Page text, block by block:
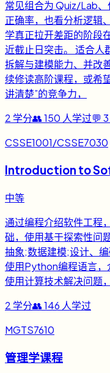
常见组合为 Quiz/Lab
正确率，也看分析逻辑
学真正拉开差距的阶段
近截止日突击。 适合人
拆解与建模能力、并改
续修读高阶课程，或希
讲清楚”的竞争力，
2 学分👥150 人学过💬 3
CSSE1001/CSSE7030
Introduction to
中等
通过编程介绍软件工程
础，使用基于探索性问
抽象;数据建模;设计、
使用Python编程语言，
使用计算技术解决问题
2 学分👥146 人学过
MGTS7610
管理学课程